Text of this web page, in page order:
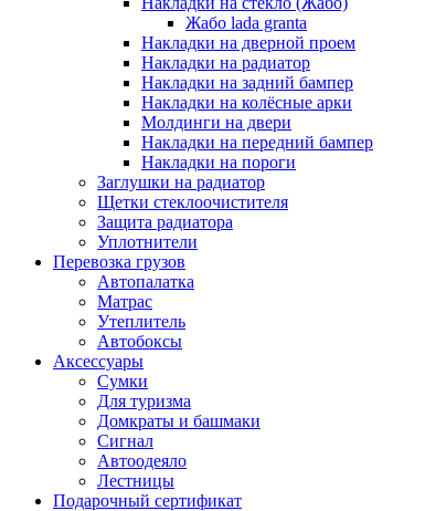
Жабо lada granta
Накладки на дверной проем
Накладки на радиатор
Накладки на задний бампер
Накладки на колёсные арки
Молдинги на двери
Накладки на передний бампер
Накладки на пороги
Заглушки на радиатор
Щетки стеклоочистителя
Защита радиатора
Уплотнители
Перевозка грузов
Автопалатка
Матрас
Утеплитель
Автобоксы
Аксессуары
Сумки
Для туризма
Домкраты и башмаки
Сигнал
Автоодеяло
Лестницы
Подарочный сертификат